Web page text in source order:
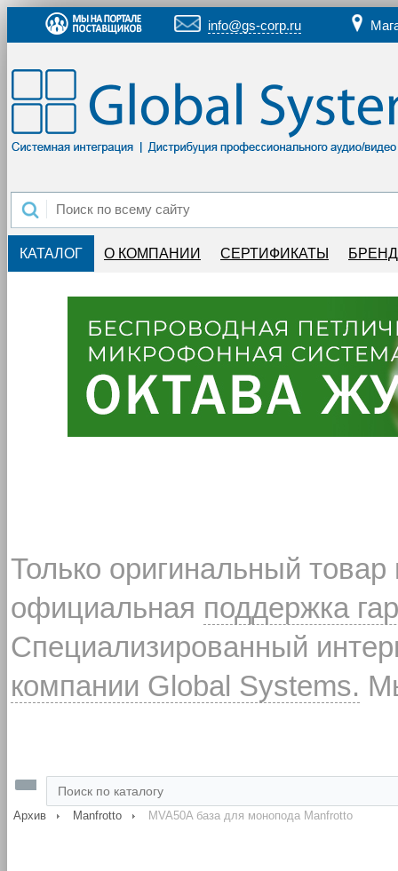
info@gs-corp.ru
КАТАЛОГ О КОМПАНИИ СЕРТИФИКАТЫ
Только оригинальный
официальная поддержка
Специализированный
компании Global Systems.
Архив Manfrotto MVA50A база для монопода Manfrotto